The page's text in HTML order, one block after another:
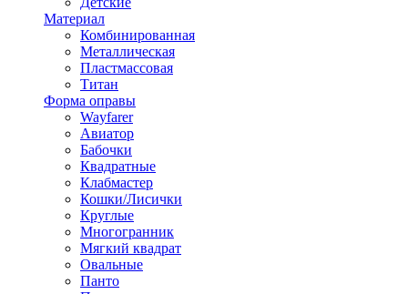
Материал
Комбинированная
Металлическая
Пластмассовая
Титан
Форма оправы
Wayfarer
Авиатор
Бабочки
Квадратные
Клабмастер
Кошки/Лисички
Круглые
Многогранник
Мягкий квадрат
Овальные
Панто